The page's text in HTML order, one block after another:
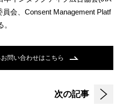
会、Consent Management Platf
問い合わせはこちら
次の記事